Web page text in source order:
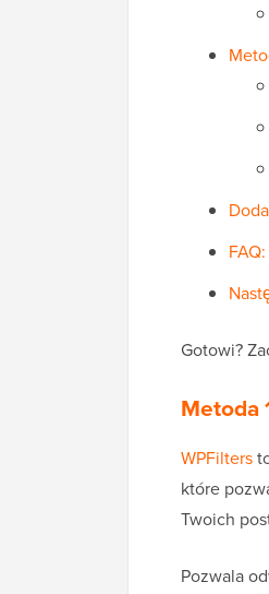
Gotowi?
Metoda
WPFilters
które
Twoich
Pozwala